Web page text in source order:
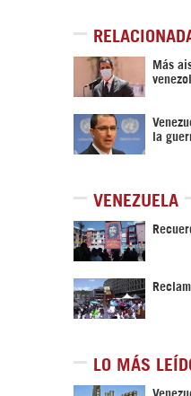
Más
la
VENEZUELA
LO MÁS